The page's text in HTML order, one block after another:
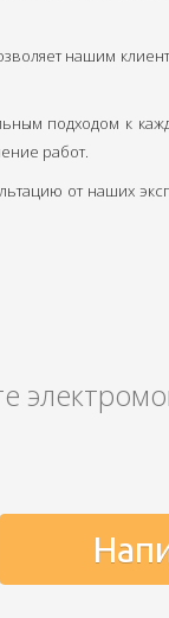
нашим
подходом к
работ.
от наших